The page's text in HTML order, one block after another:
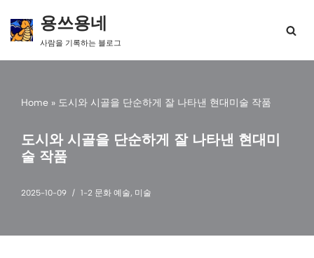
콘
용쓰용네
사람을 기록하는 블로그
Home » 도시와 시골을 단순하게 잘 나타낸 현대미술 작품
도시와 시골을 단순하게 잘 나타낸 현대미
술 작품
2025-10-09 1-2 문화 예술, 미술